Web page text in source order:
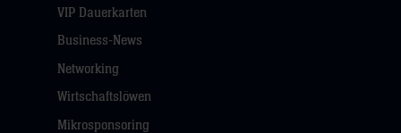
VIP Dauerkarten
Business-News
Networking
Wirtschaftslöwen
Mikrosponsoring